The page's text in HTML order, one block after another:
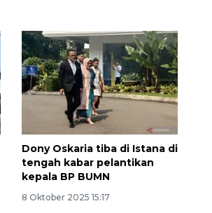
Dony Oskaria tiba di Istana di
tengah kabar pelantikan
kepala BP BUMN
8 Oktober 2025 15:17